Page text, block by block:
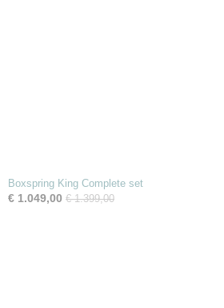
Boxspring King Complete set
€ 1.049,00 € 1.399,00